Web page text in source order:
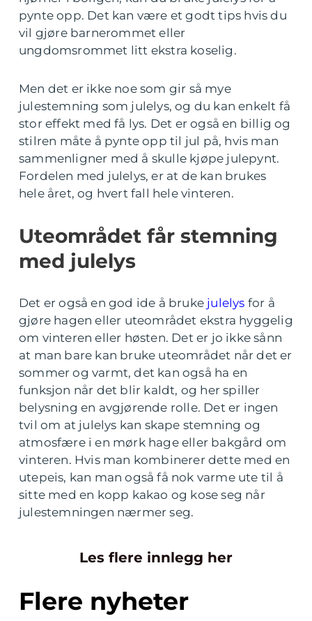
pynte opp. Det kan være et godt tips hvis du
vil gjøre barnerommet eller
ungdomsrommet litt ekstra koselig.
Men det er ikke noe som gir så mye
julestemning som julelys, og du kan enkelt få
stor effekt med få lys. Det er også en billig og
stilren måte å pynte opp til jul på, hvis man
sammenligner med å skulle kjøpe julepynt.
Fordelen med julelys, er at de kan brukes
hele året, og hvert fall hele vinteren.
Uteområdet får stemning
med julelys
Det er også en god ide å bruke julelys for å
gjøre hagen eller uteområdet ekstra hyggelig
om vinteren eller høsten. Det er jo ikke sånn
at man bare kan bruke uteområdet når det er
sommer og varmt, det kan også ha en
funksjon når det blir kaldt, og her spiller
belysning en avgjørende rolle. Det er ingen
tvil om at julelys kan skape stemning og
atmosfære i en mørk hage eller bakgård om
vinteren. Hvis man kombinerer dette med en
utepeis, kan man også få nok varme ute til å
sitte med en kopp kakao og kose seg når
julestemningen nærmer seg.
Les flere innlegg her
Flere nyheter